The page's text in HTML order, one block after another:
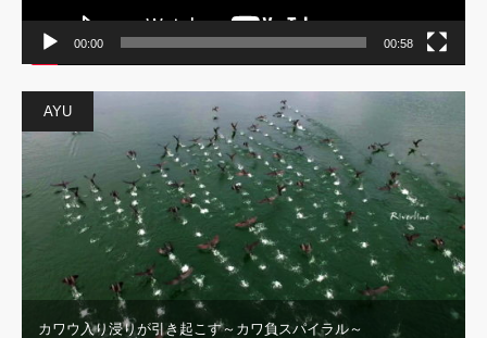
00:00 00:58
AYU
カワウ入り浸りが引き起こす～カワ負スパイラル～